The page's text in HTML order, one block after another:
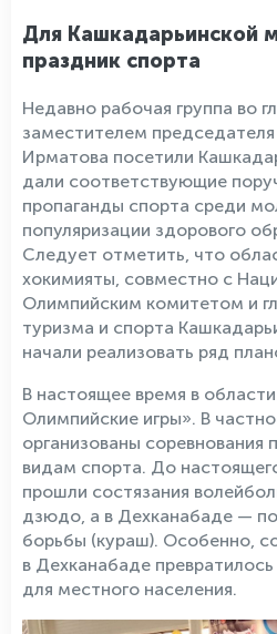
Для Кашкадарьинской
праздник спорта
Недавно рабочая группа во
заместителем
Ирматова посетили
дали соответствующие
пропаганды спорта среди
популяризации здорового
Следует отметить, что
хокимияты, совместно с
Олимпийским комитетом и
туризма и спорта
начали реализовать ряд
В настоящее время в
Олимпийские игры». В
организованы соревнования
видам спорта. До
прошли состязания
дзюдо, а в Дехканабаде —
борьбы (кураш). Особенно,
в Дехканабаде
для местного населения.